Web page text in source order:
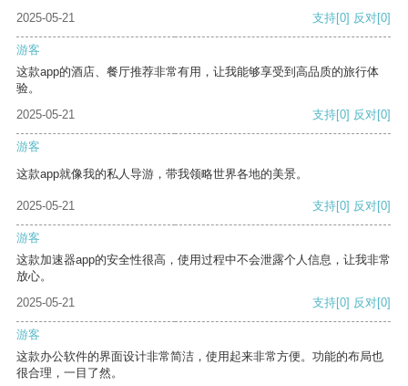
2025-05-21
支持[0] 反对[0]
游客
这款app的酒店、餐厅推荐非常有用，让我能够享受到高品质的旅行体
验。
2025-05-21
支持[0] 反对[0]
游客
这款app就像我的私人导游，带我领略世界各地的美景。
2025-05-21 支持[0] 反对[0]
游客
这款加速器app的安全性很高，使用过程中不会泄露个人信息，让我非常
放心。
2025-05-21
支持[0] 反对[0]
游客
这款办公软件的界面设计非常简洁，使用起来非常方便。功能的布局也
很合理，一目了然。